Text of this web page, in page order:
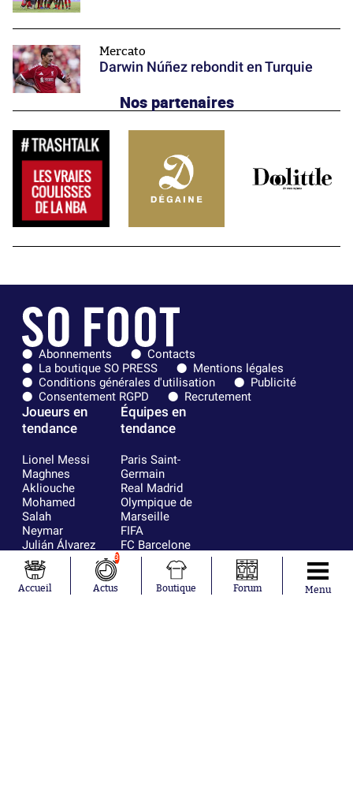
Mercato
Darwin Núñez rebondit en Turquie
Nos partenaires
Abonnements
Contacts
La boutique SO PRESS
Mentions légales
Conditions générales d'utilisation
Publicité
Consentement RGPD
Recrutement
Joueurs en
tendance
Lionel Messi
Maghnes
Akliouche
Mohamed
Salah
Neymar
Julián Álvarez
Ferrán Torres
Kilian Corredor
Franco
Équipes en
tendance
Paris Saint-
Germain
Real Madrid
Olympique de
Marseille
FIFA
FC Barcelone
Argentine
Olympique
lyonnais
Accueil
3
Actus Boutique Forum Menu